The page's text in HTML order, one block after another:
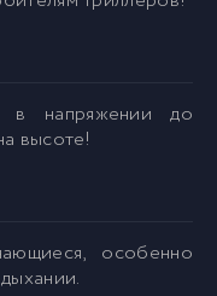
в напряжении до
высоте!
особенно